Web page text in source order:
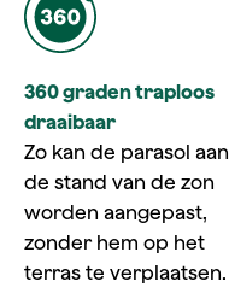
360 graden traploos
draaibaar
Zo kan de parasol aan
de stand van de zon
worden aangepast,
zonder hem op het
terras te verplaatsen.